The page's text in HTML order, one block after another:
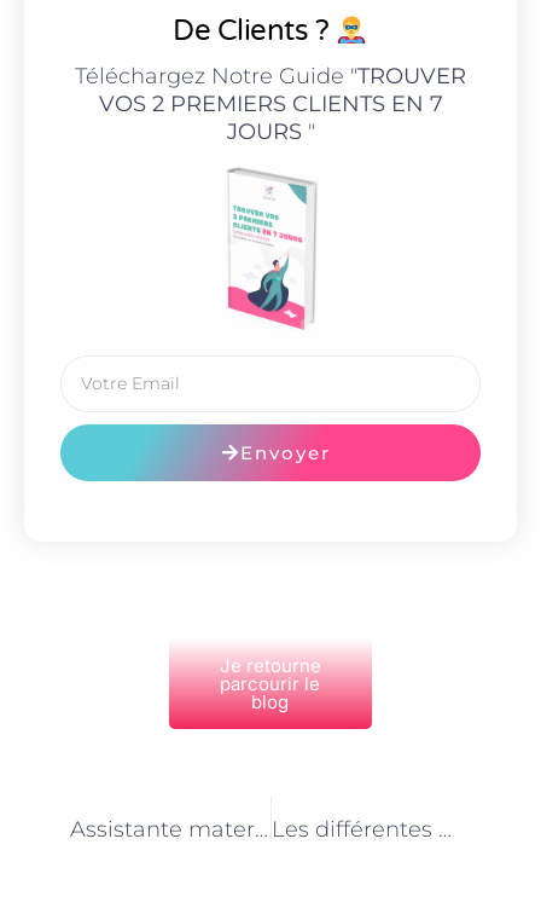
De Clients ?
Téléchargez Notre Guide "TROUVER
VOS 2 PREMIERS CLIENTS EN 7
JOURS"
Envoyer
Je retourne
parcourir le
blog
Assistante maternelle à Paris : un métier au service du bien-être des enfants Les différentes modalités d’accueil proposées par les assistantes maternelles à Paris